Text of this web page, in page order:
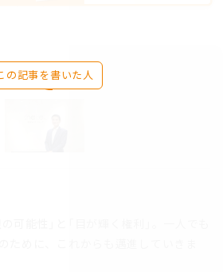
の記事を書いた人
可能性」と「目が輝く権利」。一人でも
ために、これからも邁進していきま